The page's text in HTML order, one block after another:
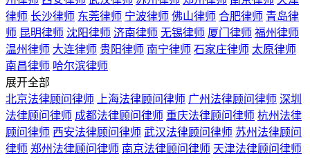
律师 长沙律师 东莞律师 宁波律师 佛山律师 合肥律师 青岛律
师 昆明律师 沈阳律师 济南律师 无锡律师 厦门律师 福州律师
温州律师 大连律师 贵阳律师 南宁律师 石家庄律师 太原律师
南昌律师 哈尔滨律师
展开全部
北京法律顾问律师
上海法律顾问律师 广州法律顾问律师 深圳
法律顾问律师 成都法律顾问律师 重庆法律顾问律师 杭州法律
顾问律师 西安法律顾问律师 武汉法律顾问律师 苏州法律顾问
律师 郑州法律顾问律师 南京法律顾问律师 天津法律顾问律师